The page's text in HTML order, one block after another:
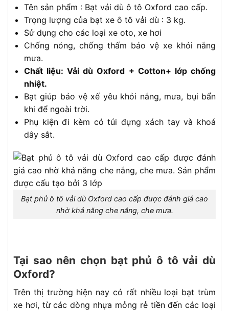
Tên sản phẩm : Bạt vải dù ô tô Oxford cao cấp.
Trọng lượng của bạt xe ô tô vải dù : 3 kg.
Sử dụng cho các loại xe oto, xe hơi
Chống nóng, chống thấm bảo vệ xe khỏi nắng
mưa.
Chất liệu: Vải dù Oxford + Cotton+ lớp chống
nhiệt.
Bạt giúp bảo vệ xế yêu khỏi nắng, mưa, bụi bẩn
khi để ngoài trời.
Phụ kiện đi kèm có túi đựng xách tay và khoá
dây sắt.
Bạt phủ ô tô vải dù Oxford cao cấp được đánh giá cao
nhờ khả năng che nắng, che mưa.
Tại sao nên chọn bạt phủ ô tô vải dù
Oxford?
Trên thị trường hiện nay có rất nhiều loại bạt trùm
xe hơi, từ các dòng nhựa mỏng rẻ tiền đến các loại